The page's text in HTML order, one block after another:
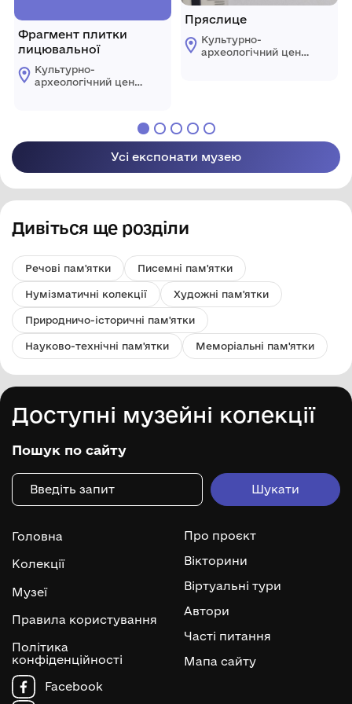
Фрагмент плитки
лицювальної
Культурно-
археологічний центр
Пряслице
Культурно-
археологічний центр
Усі експонати музею
Дивіться ще розділи
Речові пам'ятки Писемні пам'ятки
Нумізматичні колекції Художні пам'ятки
Природничо-історичні пам'ятки
Науково-технічні пам'ятки Меморіальні пам'ятки
Доступні музейні колекції
Пошук по сайту
Головна
Колекції
Музеї
Правила користування
Політика
конфіденційності
Про проєкт
Вікторини
Віртуальні тури
Автори
Часті питання
Мапа сайту
Facebook